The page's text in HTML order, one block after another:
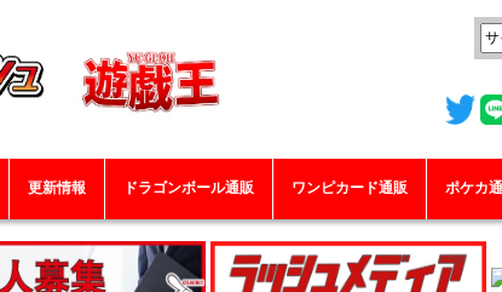
更新情報 ドラゴンボール通販 ワンピカード通販 ポケカ